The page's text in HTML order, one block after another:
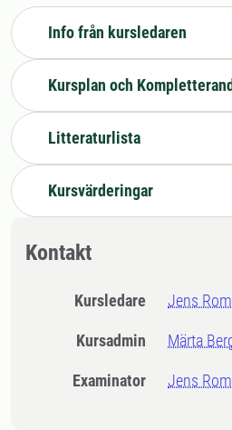
Info från kursledaren
Kursplan och
Litteraturlista
Kursvärderingar
Kontakt
Kursledare Jens
Kursadmin Märta
Examinator Jens